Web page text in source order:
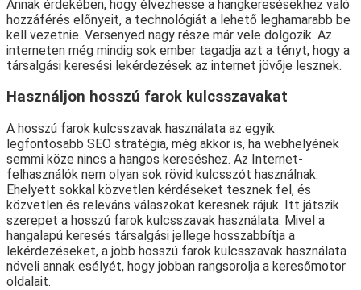
Annak érdekében, hogy élvezhesse a hangkeresésekhez való
hozzáférés előnyeit, a technológiát a lehető leghamarabb be
kell vezetnie. Versenyed nagy része már vele dolgozik. Az
interneten még mindig sok ember tagadja azt a tényt, hogy a
társalgási keresési lekérdezések az internet jövője lesznek.
Használjon hosszú farok kulcsszavakat
A hosszú farok kulcsszavak használata az egyik
legfontosabb SEO stratégia, még akkor is, ha webhelyének
semmi köze nincs a hangos kereséshez. Az Internet-
felhasználók nem olyan sok rövid kulcsszót használnak.
Ehelyett sokkal közvetlen kérdéseket tesznek fel, és
közvetlen és releváns válaszokat keresnek rájuk. Itt játszik
szerepet a hosszú farok kulcsszavak használata. Mivel a
hangalapú keresés társalgási jellege hosszabbítja a
lekérdezéseket, a jobb hosszú farok kulcsszavak használata
növeli annak esélyét, hogy jobban rangsorolja a keresőmotor
oldalait.